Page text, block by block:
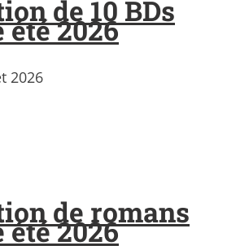
de 10 BDs
2026
2026
de romans
2026